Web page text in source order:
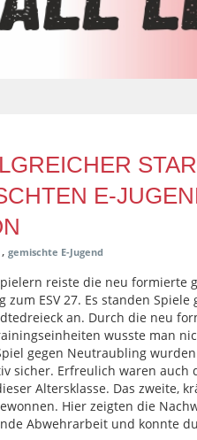
E-
, gemischte E-Jugend
reiste die neu formierte
zum ESV 27. Es standen
an. Durch die neu
wusste man
gegen Neutraubling
sicher. Erfreulich waren auch
Altersklasse. Das zweite,
Hier zeigten die
Abwehrarbeit und konnte